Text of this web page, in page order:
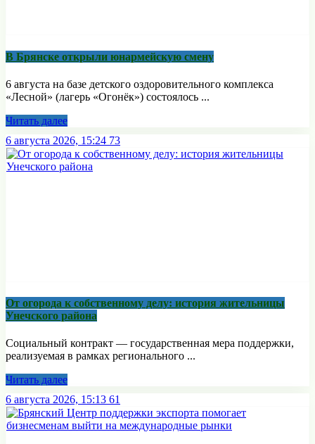
В Брянске открыли юнармейскую смену
6 августа на базе детского оздоровительного комплекса
«Лесной» (лагерь «Огонёк») состоялось ...
Читать далее
6 августа 2026, 15:24 73
От огорода к собственному делу: история жительницы
Унечского района
Социальный контракт — государственная мера поддержки,
реализуемая в рамках регионального ...
Читать далее
6 августа 2026, 15:13 61